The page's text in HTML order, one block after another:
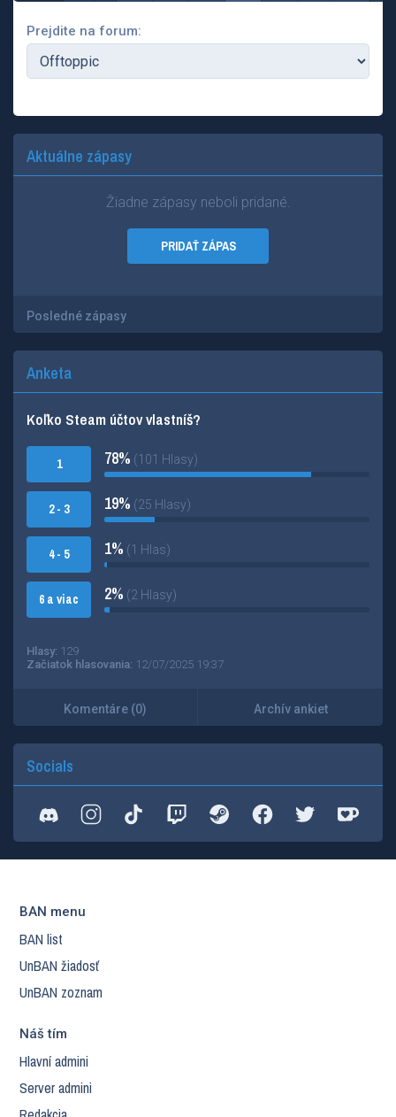
Prejdite na forum:
Aktuálne zápasy
Žiadne zápasy neboli pridané.
PRIDAŤ ZÁPAS
Posledné zápasy
Anketa
Koľko Steam účtov vlastníš?
1
2 - 3
4 - 5
6 a viac
78% (101 Hlasy)
19% (25 Hlasy)
1% (1 Hlas)
2% (2 Hlasy)
Hlasy: 129
Začiatok hlasovania: 12/07/2025 19:37
Komentáre (0) Archív ankiet
Socials
BAN menu
BAN list
UnBAN žiadosť
UnBAN zoznam
Náš tím
Hlavní admini
Server admini